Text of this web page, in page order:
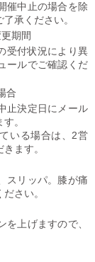
催中止の場合を除
承ください。
期間
受付状況により異
ールでご確認くだ
合
止決定日にメール
。​
いる場合は、2営
ます。
スリッパ。膝が痛
さい。
上げますので、